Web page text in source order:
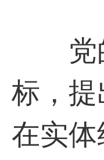
党的
标，提
在实